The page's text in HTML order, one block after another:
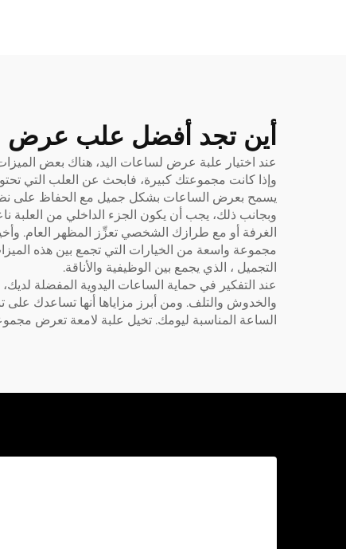
أين تجد أفضل علب عرض
عند اختيار علبة عرض لساعات اليد، هناك بعض
وإذا كانت مجموعتك كبيرة، فابحث عن العلب التي
يسمح بعرض الساعات بشكل جميل مع الحفاظ على
وبجانب ذلك، يجب أن يكون الجزء الداخلي من العلبة
الغرفة أو مع طرازك الشخصي تعزِّز المظهر العام.
مجموعة واسعة من الخيارات التي تجمع بين هذه
التجميل ، الذي يجمع بين الوظيفية والأناقة.
عند التفكير في حماية الساعات اليدوية المفضلة
والخدوش والتلف. ومن أبرز مزاياها أنها تساعدك
الساعة المناسبة ليومك. تخيل علبة لامعة تعرض